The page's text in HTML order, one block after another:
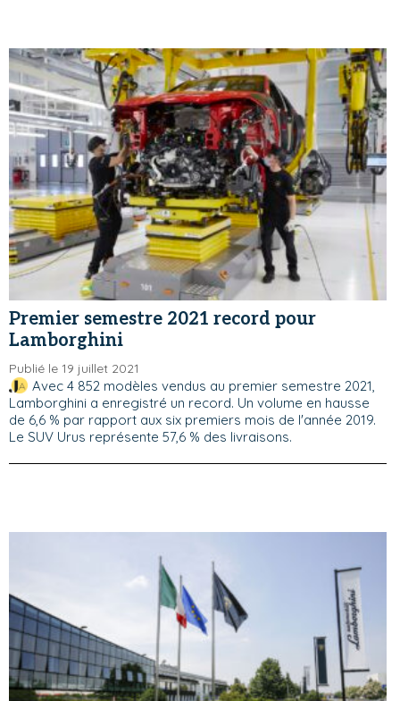
Premier semestre 2021 record pour
Lamborghini
Publié le 19 juillet 2021
Avec 4 852 modèles vendus au premier semestre 2021,
Lamborghini a enregistré un record. Un volume en hausse
de 6,6 % par rapport aux six premiers mois de l'année 2019.
Le SUV Urus représente 57,6 % des livraisons.